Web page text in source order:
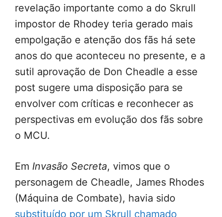
revelação importante como a do Skrull
impostor de Rhodey teria gerado mais
empolgação e atenção dos fãs há sete
anos do que aconteceu no presente, e a
sutil aprovação de Don Cheadle a esse
post sugere uma disposição para se
envolver com críticas e reconhecer as
perspectivas em evolução dos fãs sobre
o MCU.
Em Invasão Secreta, vimos que o
personagem de Cheadle, James Rhodes
(Máquina de Combate), havia sido
substituído por um Skrull chamado